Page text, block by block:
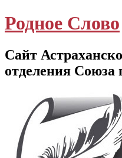
Родное Слово
Сайт
отделения Союза